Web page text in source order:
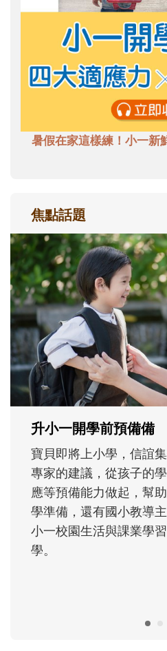
暑假在家這樣練！小一新
焦點話題
和孩子一起長大的那
不同模樣
沒有人天生就擅長當爸
次「前所未有」的體驗
大。從給予安全感的肢
主、角色認同及解決問
正嘗試用不同的模樣，